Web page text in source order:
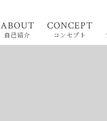
ABOUT
自己紹介
CONCEPT
コンセプト